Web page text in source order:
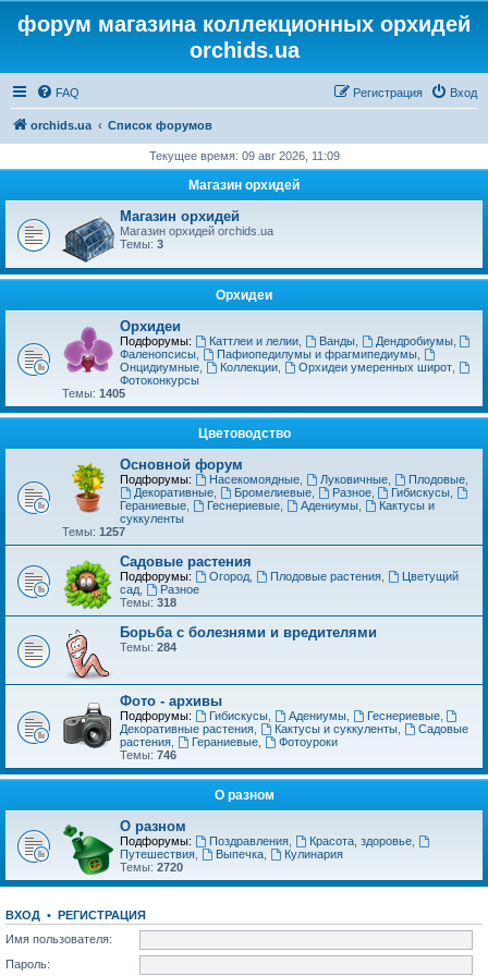
форум магазина коллекционных орхидей
orchids.ua
FAQ Вход
Регистрация
orchids.ua Список форумов
Текущее время: 09 авг 2026, 11:09
Магазин орхидей
Магазин орхидей
Магазин орхидей orchids.ua
Темы: 3
Орхидеи
Орхидеи
Подфорумы: Каттлеи и лелии, Ванды, Дендробиумы,
Фаленопсисы
Пафиопедилумы и фрагмипедиумы,
Онцидиумные
Коллекции, Орхидеи умеренных широт,
Фотоконкурсы
Темы: 1405
Цветоводство
Основной форум
Подфорумы: Насекомоядные, Луковичные, Плодовые,
Декоративные, Бромелиевые, Разное, Гибискусы
Гераниевые
Геснериевые, Адениумы,
Кактусы и
суккуленты
Темы: 1257
Садовые растения
Подфорумы: Огород, Плодовые растения,
Цветущий
сад
Разное
Темы: 318
Борьба с болезнями и вредителями
Темы: 284
Фото - архивы
Подфорумы: Гибискусы, Адениумы, Геснериевые,
Декоративные растения
Кактусы и суккуленты,
Садовые
растения
Гераниевые,
Фотоуроки
Темы: 746
О разном
О разном
Подфорумы: Поздравления, Красота, здоровье,
Путешествия
Выпечка,
Кулинария
Темы: 2720
ВХОД • РЕГИСТРАЦИЯ
Имя пользователя:
Пароль: